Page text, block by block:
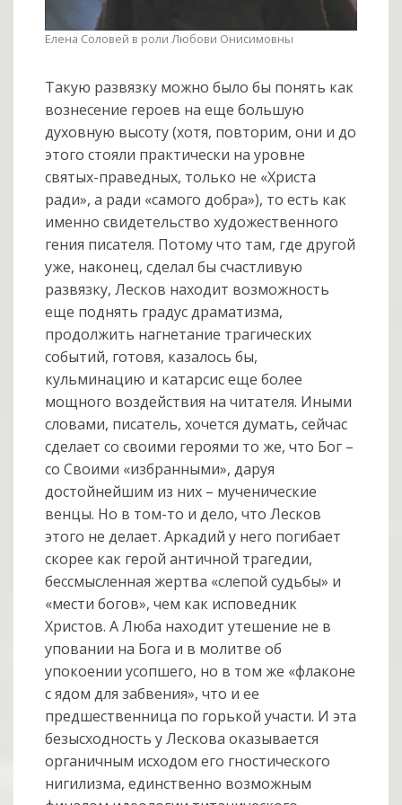
Елена Соловей в роли Любови Онисимовны
Такую развязку можно было бы понять как
вознесение героев на еще большую
духовную высоту (хотя, повторим, они и до
этого стояли практически на уровне
святых-праведных, только не «Христа
ради», а ради «самого добра»), то есть как
именно свидетельство художественного
гения писателя. Потому что там, где другой
уже, наконец, сделал бы счастливую
развязку, Лесков находит возможность
еще поднять градус драматизма,
продолжить нагнетание трагических
событий, готовя, казалось бы,
кульминацию и катарсис еще более
мощного воздействия на читателя. Иными
словами, писатель, хочется думать, сейчас
сделает со своими героями то же, что Бог –
со Своими «избранными», даруя
достойнейшим из них – мученические
венцы. Но в том-то и дело, что Лесков
этого не делает. Аркадий у него погибает
скорее как герой античной трагедии,
бессмысленная жертва «слепой судьбы» и
«мести богов», чем как исповедник
Христов. А Люба находит утешение не в
уповании на Бога и в молитве об
упокоении усопшего, но в том же «флаконе
с ядом для забвения», что и ее
предшественница по горькой участи. И эта
безысходность у Лескова оказывается
органичным исходом его гностического
нигилизма, единственно возможным